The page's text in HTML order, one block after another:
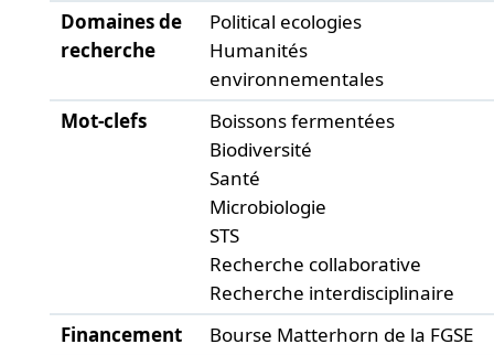
Domaines de
recherche
Political ecologies
Humanités
environnementales
Mot-clefs
Boissons fermentées
Biodiversité
Santé
Microbiologie
STS
Recherche collaborative
Recherche interdisciplinaire
Financement
Bourse Matterhorn de la FGSE